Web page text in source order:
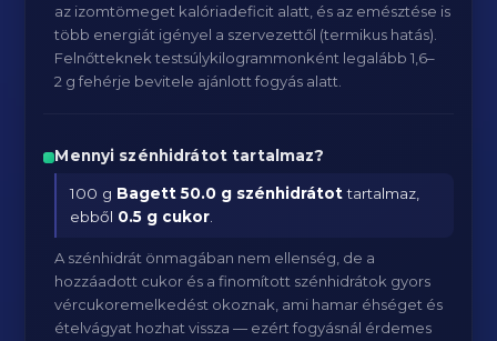
az izomtömeget kalóriadeficit alatt, és az emésztése is
több energiát igényel a szervezettől (termikus hatás).
Felnőtteknek testsúlykilogrammonként legalább 1,6–
2 g fehérje bevitele ajánlott fogyás alatt.
Mennyi szénhidrátot tartalmaz?
100 g Bagett 50.0 g szénhidrátottartalmaz,
ebből 0.5 g cukor
A szénhidrát önmagában nem ellenség, de a
hozzáadott cukor és a finomított szénhidrátok gyors
vércukoremelkedést okoznak, ami hamar éhséget és
ételvágyat hozhat vissza — ezért fogyásnál érdemes